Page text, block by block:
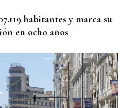
habitantes y marca su
en ocho años